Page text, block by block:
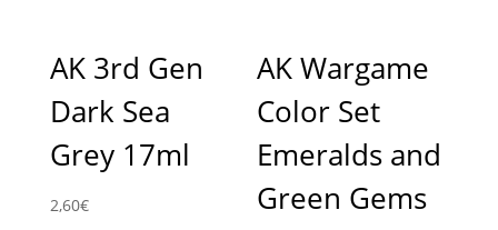
AK 3rd Gen
Dark Sea
Grey 17ml
2,60€
AK Wargame
Color Set
Emeralds and
Green Gems